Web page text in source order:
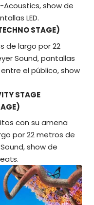
show de
LED.
STAGE)
de largo por 22
Sound, pantallas
el público, show
STAGE
con su amena
por 22 metros de
show de